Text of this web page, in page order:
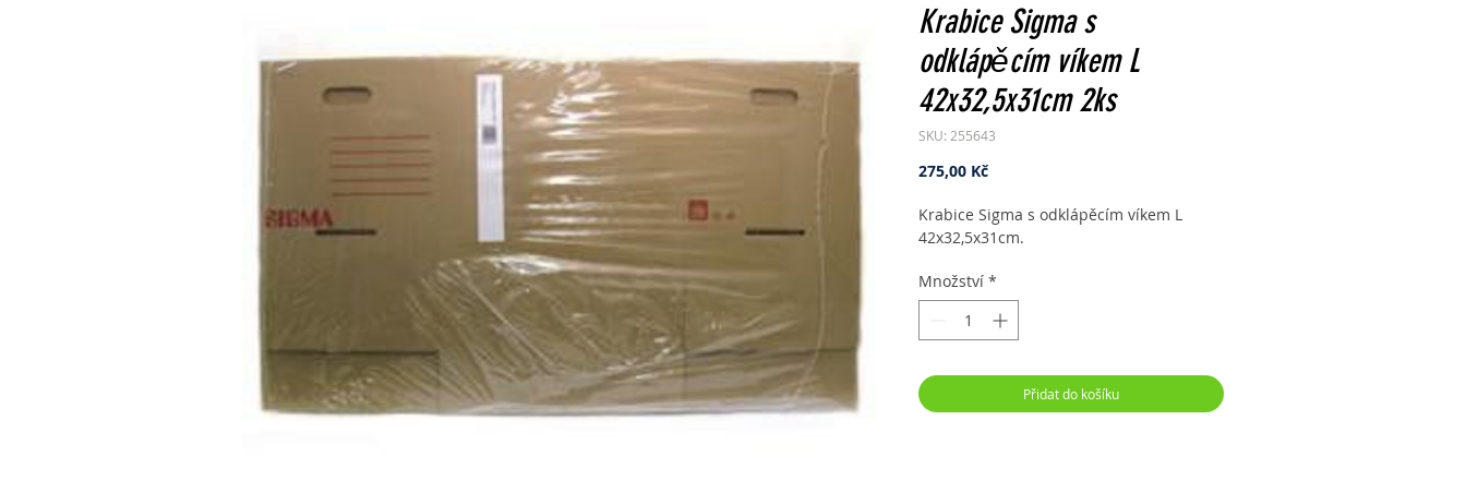
Krabice Sigma s
odklápěcím víkem L
42x32,5x31cm 2ks
SKU: 255643
275,00 KčCena
Krabice Sigma s odklápěcím víkem L
42x32,5x31cm.
Množství *
Přidat do košíku